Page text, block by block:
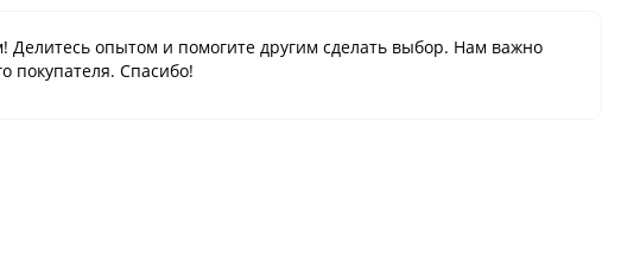
Делитесь опытом и помогите другим сделать выбор. Нам важно
покупателя. Спасибо!